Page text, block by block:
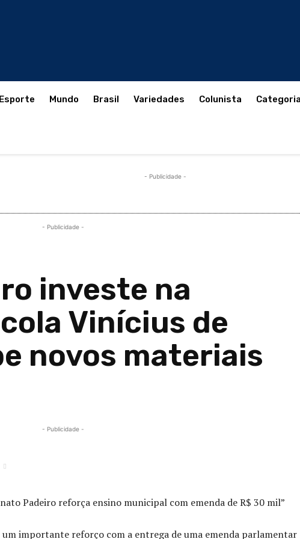
Esporte Mundo Brasil Variedades Colunista
- Publicidade -
- Publicidade -
investe na
Vinícius de
novos materiais
- Publicidade -
Padeiro reforça ensino municipal com emenda de R$ 30 mil”
um importante reforço com a entrega de uma emenda parlamentar